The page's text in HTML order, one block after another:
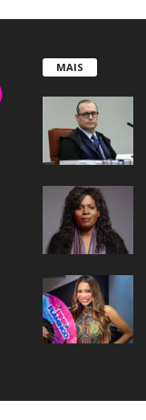
MAIS